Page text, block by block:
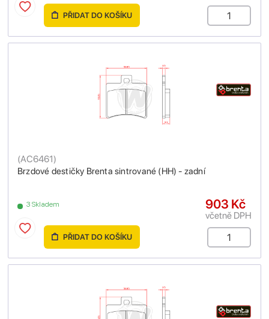
PŘIDAT DO KOŠÍKU
Brzdové destičky Brenta sintrované (HH) - zadní
(AC6461)
3 Skladem 903 Kč
včetně DPH
PŘIDAT DO KOŠÍKU